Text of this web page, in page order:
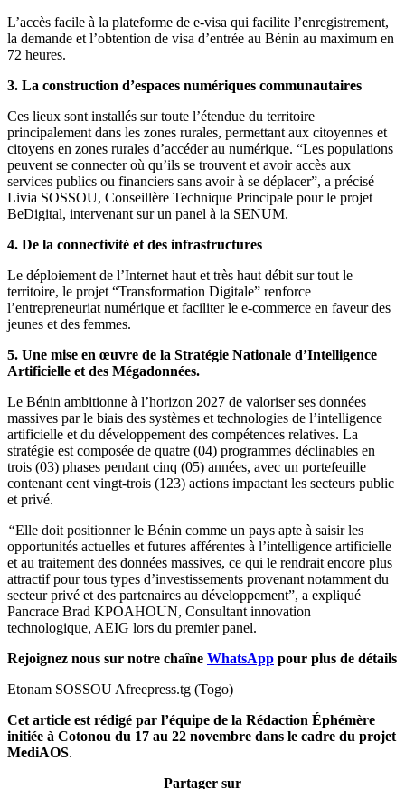
L’accès facile à la plateforme de e-visa qui facilite l’enregistrement,
la demande et l’obtention de visa d’entrée au Bénin au maximum en
72 heures.
3. La construction d’espaces numériques communautaires
Ces lieux sont installés sur toute l’étendue du territoire
principalement dans les zones rurales, permettant aux citoyennes et
citoyens en zones rurales d’accéder au numérique. “Les populations
peuvent se connecter où qu’ils se trouvent et avoir accès aux
services publics ou financiers sans avoir à se déplacer”, a précisé
Livia SOSSOU, Conseillère Technique Principale pour le projet
BeDigital, intervenant sur un panel à la SENUM.
4. De la connectivité et des infrastructures
Le déploiement de l’Internet haut et très haut débit sur tout le
territoire, le projet “Transformation Digitale” renforce
l’entrepreneuriat numérique et faciliter le e-commerce en faveur des
jeunes et des femmes.
5. Une mise en œuvre de la Stratégie Nationale d’Intelligence
Artificielle et des Mégadonnées.
Le Bénin ambitionne à l’horizon 2027 de valoriser ses données
massives par le biais des systèmes et technologies de l’intelligence
artificielle et du développement des compétences relatives. La
stratégie est composée de quatre (04) programmes déclinables en
trois (03) phases pendant cinq (05) années, avec un portefeuille
contenant cent vingt-trois (123) actions impactant les secteurs public
et privé.
“Elle doit positionner le Bénin comme un pays apte à saisir les
opportunités actuelles et futures afférentes à l’intelligence artificielle
et au traitement des données massives, ce qui le rendrait encore plus
attractif pour tous types d’investissements provenant notamment du
secteur privé et des partenaires au développement”, a expliqué
Pancrace Brad KPOAHOUN, Consultant innovation
technologique, AEIG lors du premier panel.
Rejoignez nous sur notre chaîne WhatsApp pour plus de détails
Etonam SOSSOU Afreepress.tg (Togo)
Cet article est rédigé par l’équipe de la Rédaction Éphémère
initiée à Cotonou du 17 au 22 novembre dans le cadre du projet
MediAOS.
Partager sur